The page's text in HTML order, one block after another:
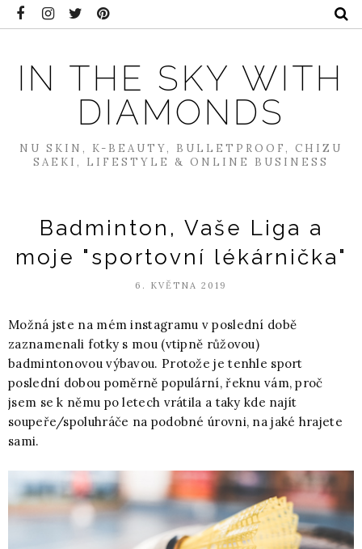
IN THE SKY WITH
DIAMONDS
NU SKIN, K-BEAUTY, BULLETPROOF, CHIZU
SAEKI, LIFESTYLE & ONLINE BUSINESS
Badminton, Vaše Liga a
moje "sportovní lékárnička"
6. KVĚTNA 2019
Možná jste na mém instagramu v poslední době
zaznamenali fotky s mou (vtipně růžovou)
badmintonovou výbavou. Protože je tenhle sport
poslední dobou poměrně populární, řeknu vám, proč
jsem se k němu po letech vrátila a taky kde najít
soupeře/spoluhráče na podobné úrovni, na jaké hrajete
sami.